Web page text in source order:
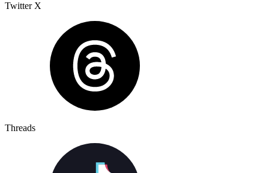
Twitter X
Threads